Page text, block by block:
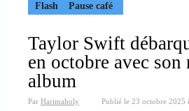
Flash Pause café
Taylor Swift
en octobre avec son
album
Par Harimaholy Publié le 23 octobre 2025